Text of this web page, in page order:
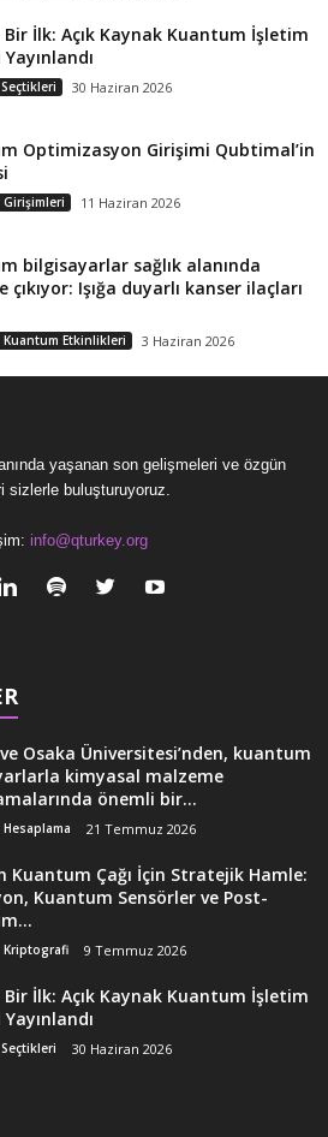
Bir İlk: Açık Kaynak Kuantum İşletim
30 Haziran 2026
Optimizasyon Girişimi Qubtimal’in
11 Haziran 2026
bilgisayarlar sağlık alanında
çıkıyor: Işığa duyarlı kanser ilaçları
Kuantum Etkinlikleri 3 Haziran 2026
yaşanan son gelişmeleri ve özgün
sizlerle buluşturuyoruz.
info@qturkey.org
Osaka Üniversitesi’nden, kuantum
kimyasal malzeme
önemli bir...
21 Temmuz 2026
Kuantum Çağı İçin Stratejik Hamle:
Kuantum Sensörler ve Post-
Kriptografi 9 Temmuz 2026
Bir İlk: Açık Kaynak Kuantum İşletim
30 Haziran 2026